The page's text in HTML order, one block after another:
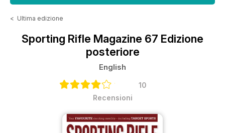
< Ultima edizione
Sporting Rifle Magazine 67 Edizione
posteriore
English
10
Recensioni